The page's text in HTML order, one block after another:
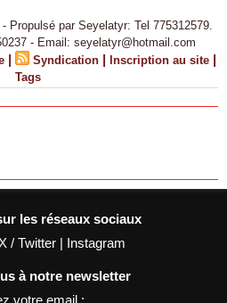
Propulsé par Seyelatyr: Tel 775312579.
- Email: seyelatyr@hotmail.com
| Syndication | Inscription au site |
Tags
les réseaux sociaux
X / Twitter | Instagram
à notre newsletter
votre email :